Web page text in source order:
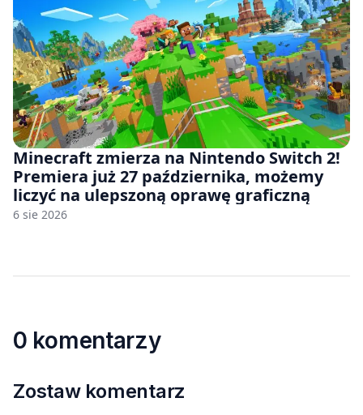
Minecraft zmierza na Nintendo Switch 2!
Premiera już 27 października, możemy
liczyć na ulepszoną oprawę graficzną
6 sie 2026
0 komentarzy
Zostaw komentarz